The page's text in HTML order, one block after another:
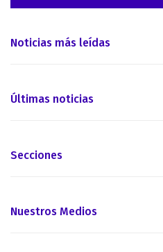
Noticias más leídas
Últimas noticias
Secciones
Nuestros Medios